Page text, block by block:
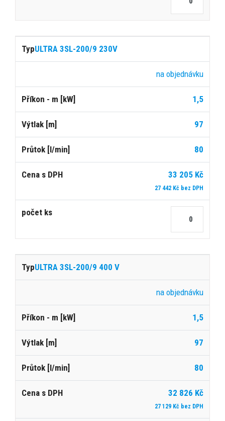
ULTRA 3SL-200/9 230V
na objednávku
1,5
97
80
33 205 Kč
27 442 Kč bez DPH
ULTRA 3SL-200/9 400 V
na objednávku
1,5
97
80
32 826 Kč
27 129 Kč bez DPH